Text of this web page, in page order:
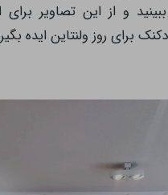
ببینید و از این تصاویر
برای روز ولنتاین ایده